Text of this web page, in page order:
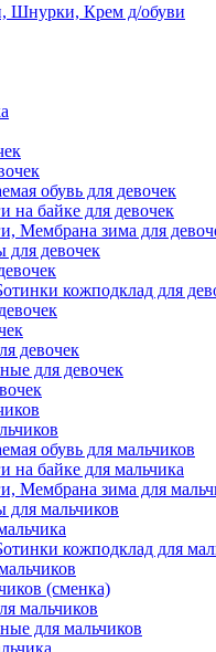
Шнурки, Крем д/обуви
обувь для девочек
на байке для девочек
Мембрана зима для
девочек
кожподклад для
девочек
для девочек
обувь для мальчиков
на байке для мальчика
Мембрана зима для
мальчиков
кожподклад для
(сменка)
мальчиков
для мальчиков